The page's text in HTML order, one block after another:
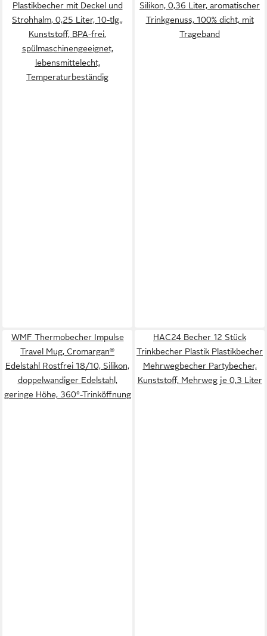
Plastikbecher mit Deckel und
Strohhalm, 0,25 Liter, 10-tlg.,
Kunststoff, BPA-frei,
spülmaschinengeeignet,
lebensmittelecht,
Temperaturbeständig
Silikon, 0,36 Liter, aromatischer
Trinkgenuss, 100% dicht, mit
Trageband
WMF Thermobecher Impulse
Travel Mug, Cromargan®
Edelstahl Rostfrei 18/10, Silikon,
doppelwandiger Edelstahl,
geringe Höhe, 360°-Trinköffnung
HAC24 Becher 12 Stück
Trinkbecher Plastik Plastikbecher
Mehrwegbecher Partybecher,
Kunststoff, Mehrweg je 0,3 Liter